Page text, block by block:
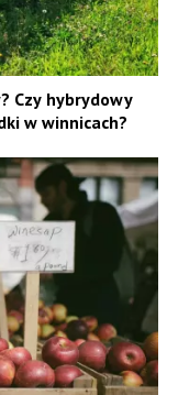
Czy hybrydowy
w winnicach?